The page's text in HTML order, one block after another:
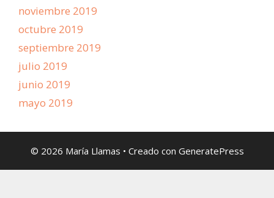
noviembre 2019
octubre 2019
septiembre 2019
julio 2019
junio 2019
mayo 2019
© 2026 María Llamas • Creado con GeneratePress